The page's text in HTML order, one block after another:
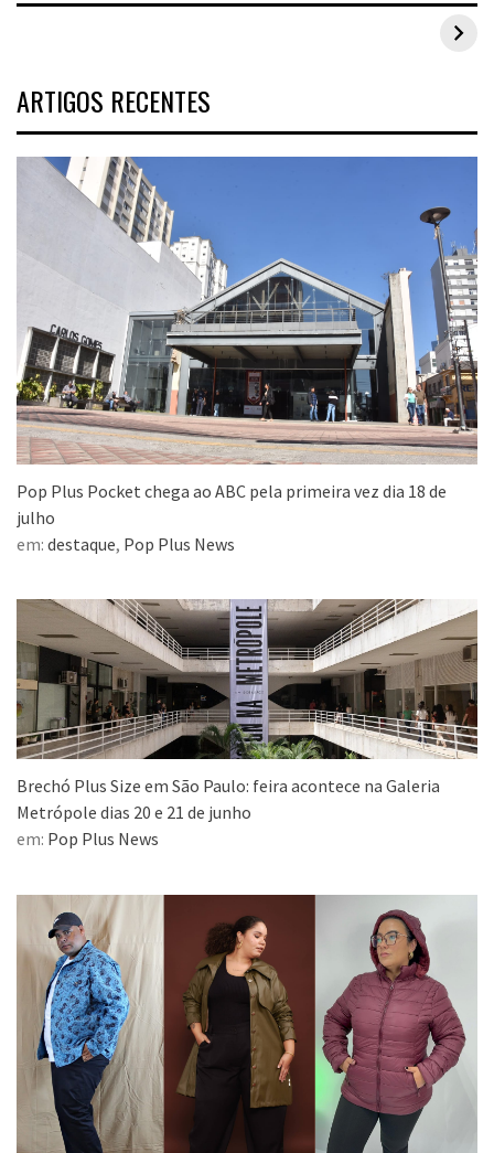
Inspirações de looks plus size para o carnaval
ARTIGOS RECENTES
Pop Plus Pocket chega ao ABC pela primeira vez dia 18 de
julho
em: destaque, Pop Plus News
Brechó Plus Size em São Paulo: feira acontece na Galeria
Metrópole dias 20 e 21 de junho
em: Pop Plus News